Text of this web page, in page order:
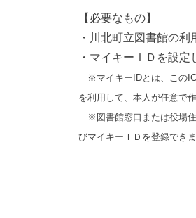
【必要なもの】
・川北町立図書館の利
・マイキーＩＤを設
※マイキーIDとは、この
を利用して、本人が任意で
※図書館窓口または役場住
びマイキーＩＤを登録できま